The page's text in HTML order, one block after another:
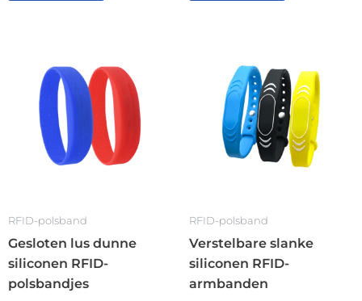
RFID-polsband
Gesloten lus dunne
siliconen RFID-
polsbandjes
RFID-polsband
Verstelbare slanke
siliconen RFID-
armbanden